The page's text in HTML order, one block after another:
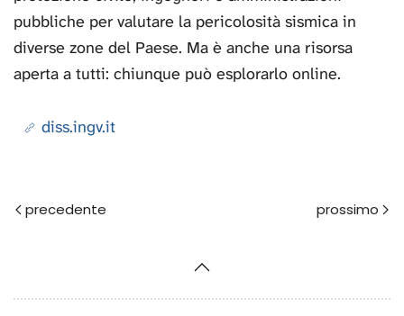
pubbliche per valutare la pericolosità sismica in
diverse zone del Paese. Ma è anche una risorsa
aperta a tutti: chiunque può esplorarlo online.
diss.ingv.it